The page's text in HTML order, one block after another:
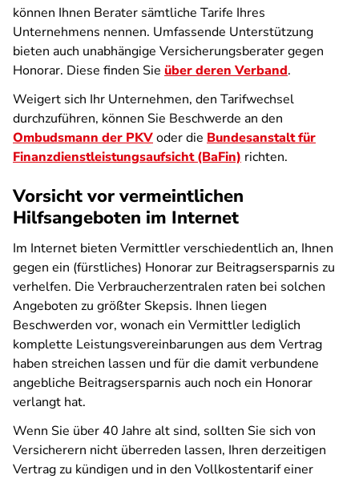
können Ihnen Berater sämtliche Tarife Ihres
Unternehmens nennen. Umfassende Unterstützung
bieten auch unabhängige Versicherungsberater gegen
Honorar. Diese finden Sie über deren Verband.
Weigert sich Ihr Unternehmen, den Tarifwechsel
durchzuführen, können Sie Beschwerde an den
Ombudsmann der PKVoder die Bundesanstalt für
Finanzdienstleistungsaufsicht (BaFin) richten.
Vorsicht vor vermeintlichen
Hilfsangeboten im Internet
Im Internet bieten Vermittler verschiedentlich an, Ihnen
gegen ein (fürstliches) Honorar zur Beitragsersparnis zu
verhelfen. Die Verbraucherzentralen raten bei solchen
Angeboten zu größter Skepsis. Ihnen liegen
Beschwerden vor, wonach ein Vermittler lediglich
komplette Leistungsvereinbarungen aus dem Vertrag
haben streichen lassen und für die damit verbundene
angebliche Beitragsersparnis auch noch ein Honorar
verlangt hat.
Wenn Sie über 40 Jahre alt sind, sollten Sie sich von
Versicherern nicht überreden lassen, Ihren derzeitigen
Vertrag zu kündigen und in den Vollkostentarif einer